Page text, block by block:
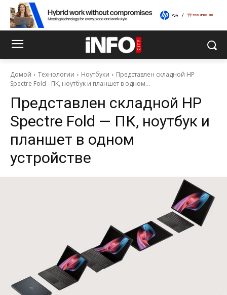
Домой Технологии Ноутбуки
Представлен складной HP
Spectre Fold - ПК, ноутбук и планшет в одном...
Представлен складной HP
Spectre Fold — ПК, ноутбук и
планшет в одном
устройстве